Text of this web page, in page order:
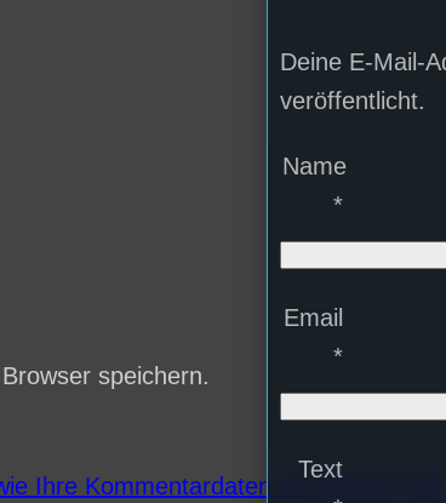
speichern.
Ihre Kommentardaten verarbeitet
Deine E-Mail-
veröffentlicht.
Name
*
Email
*
Text